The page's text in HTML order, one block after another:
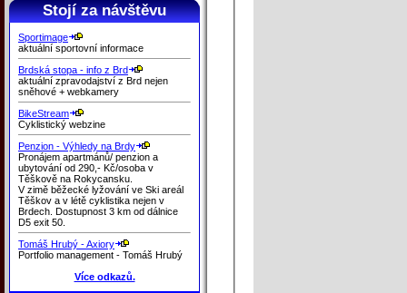
Stojí za návštěvu
Sportimage
aktuální sportovní informace
Brdská stopa - info z Brd
aktuální zpravodajství z Brd nejen
sněhové + webkamery
BikeStream
Cyklistický webzine
Penzion - Výhledy na Brdy
Pronájem apartmánů/ penzion a
ubytování od 290,- Kč/osoba v
Těškově na Rokycansku.
V zimě běžecké lyžování ve Ski areál
Těškov a v létě cyklistika nejen v
Brdech. Dostupnost 3 km od dálnice
D5 exit 50.
Tomáš Hrubý - Axiory
Portfolio management - Tomáš Hrubý
Více odkazů.